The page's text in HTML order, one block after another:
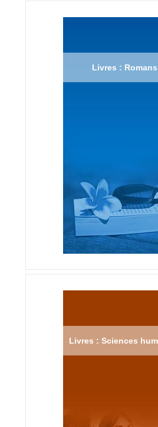
Livres : Romans
Livres : Sciences